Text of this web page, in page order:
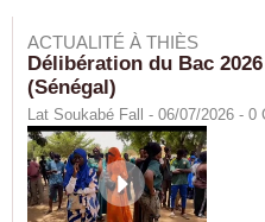
ACTUALITÉ À THIÈS
Délibération du Bac
(Sénégal)
Lat Soukabé Fall - 06/07/2026 - 0